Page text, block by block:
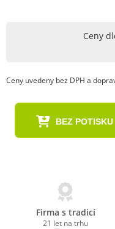
Ceny
Ceny uvedeny bez DPH a
BEZ POTISKU
Firma s tradicí
21 let na trhu